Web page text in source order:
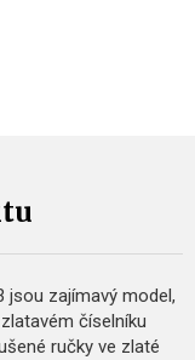
jsou zajímavý model,
číselníku
ručky ve zlaté